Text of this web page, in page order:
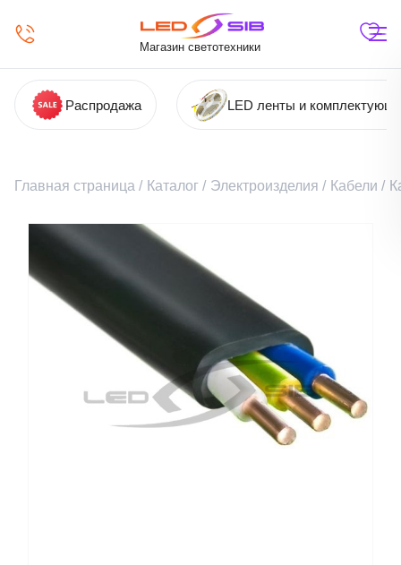
Магазин светотехники
Распродажа LED ленты и
Главная страница / Каталог / Электроизделия / Кабели /